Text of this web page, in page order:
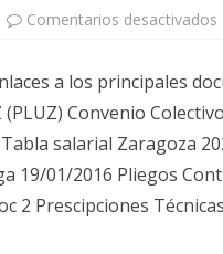
Comentarios desactivados
a los principales
Convenio
salarial Zaragoza
19/01/2016 Pliegos
2 Prescipciones